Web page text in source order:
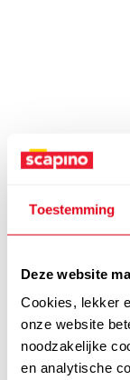
Toestemming
Deze website
Cookies, lekker
onze website
noodzakelijke
en analytische